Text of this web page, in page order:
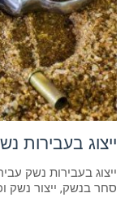
ייצוג בעבירות
ייצוג בעבירות נשק
סחר בנשק, ייצור נשק